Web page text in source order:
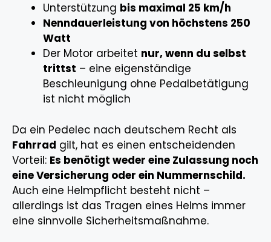
Unterstützung bis maximal 25 km/h
Nenndauerleistung von höchstens 250
Watt
Der Motor arbeitet nur, wenn du selbst
trittst – eine eigenständige
Beschleunigung ohne Pedalbetätigung
ist nicht möglich
Da ein Pedelec nach deutschem Recht als
Fahrrad gilt, hat es einen entscheidenden
Vorteil: Es benötigt weder eine Zulassung noch
eine Versicherung oder ein Nummernschild.
Auch eine Helmpflicht besteht nicht –
allerdings ist das Tragen eines Helms immer
eine sinnvolle Sicherheitsmaßnahme.